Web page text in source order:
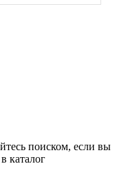
поиском, если вы
каталог